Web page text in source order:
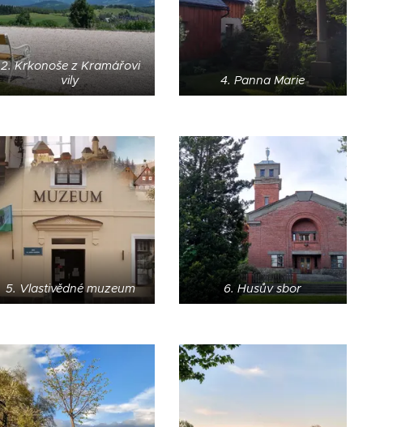
2. Krkonoše z Kramářovi
vily
4. Panna Marie
5. Vlastivědné muzeum 6. Husův sbor